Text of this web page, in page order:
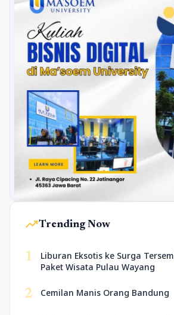
trending_upTrending Now
1
Liburan Eksotis ke Surga
Paket Wisata Pulau Wayang
2 Cemilan Manis Orang Bandung